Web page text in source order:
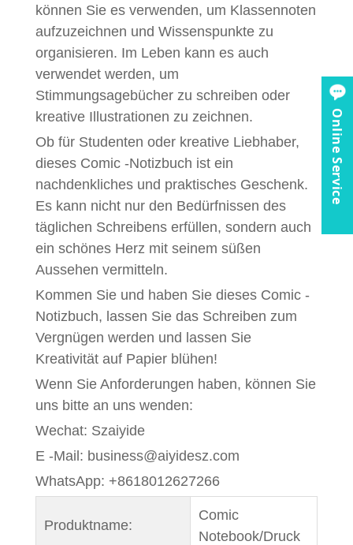
können Sie es verwenden, um Klassennoten
aufzuzeichnen und Wissenspunkte zu
organisieren. Im Leben kann es auch
verwendet werden, um
Stimmungsagebücher zu schreiben oder
kreative Illustrationen zu zeichnen.
Ob für Studenten oder kreative Liebhaber,
dieses Comic -Notizbuch ist ein
nachdenkliches und praktisches Geschenk.
Es kann nicht nur den Bedürfnissen des
täglichen Schreibens erfüllen, sondern auch
ein schönes Herz mit seinem süßen
Aussehen vermitteln.
Kommen Sie und haben Sie dieses Comic -
Notizbuch, lassen Sie das Schreiben zum
Vergnügen werden und lassen Sie
Kreativität auf Papier blühen!
Wenn Sie Anforderungen haben, können Sie
uns bitte an uns wenden:
Wechat: Szaiyide
E -Mail: business@aiyidesz.com
WhatsApp: +8618012627266
Produktname:
Comic
Notebook/Druck
Online Service